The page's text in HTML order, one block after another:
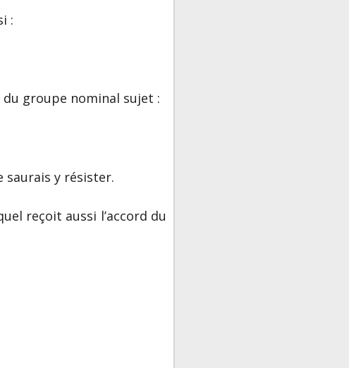
:
du groupe nominal sujet :
saurais y résister.
reçoit aussi l’accord du